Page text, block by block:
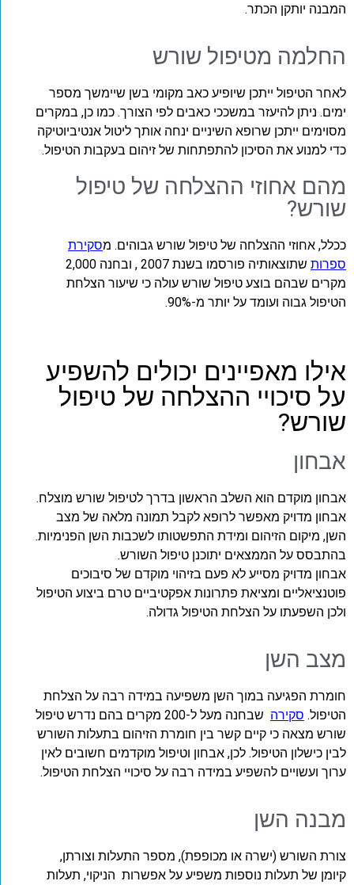
המבנה יותקן הכתר.
החלמה מטיפול שורש
לאחר הטיפול ייתכן שיופיע כאב מקומי בשן שיימשך מספר
ימים. ניתן להיעזר במשככי כאבים לפי הצורך. כמו כן, במקרים
מסוימים ייתכן שרופא השיניים ינחה אותך ליטול אנטיביוטיקה
כדי למנוע את הסיכון להתפתחות של זיהום בעקבות הטיפול.
מהם אחוזי ההצלחה של טיפול
שורש?
ככלל, אחוזי ההצלחה של טיפול שורש גבוהים. מסקירת
ספרות
שתוצאותיה פורסמו בשנת 2007 , ובחנה 2,000
מקרים שבהם בוצע טיפול שורש עולה כי שיעור הצלחת
הטיפול גבוה ועומד על יותר מ-90%.
אילו מאפיינים יכולים להשפיע
על סיכויי ההצלחה של טיפול
שורש?
אבחון
אבחון מוקדם הוא השלב הראשון בדרך לטיפול שורש מוצלח.
אבחון מדויק מאפשר לרופא לקבל תמונה מלאה של מצב
השן, מיקום הזיהום ומידת התפשטותו לשכבות השן הפנימיות.
בהתבסס על הממצאים יתוכנן טיפול השורש.
אבחון מדויק מסייע לא פעם בזיהוי מוקדם של סיבוכים
פוטנציאליים ומציאת פתרונות אפקטיביים טרם ביצוע הטיפול
ולכן השפעתו על הצלחת הטיפול גדולה.
מצב השן
חומרת הפגיעה במוך השן משפיעה במידה רבה על הצלחת
הטיפול. סקירה
שבחנה מעל ל-200 מקרים בהם נדרש טיפול
שורש מצאה כי קיים קשר בין חומרת הזיהום בתעלות השורש
לבין כישלון הטיפול. לכן, אבחון וטיפול מוקדמים חשובים לאין
ערוך ועשויים להשפיע במידה רבה על סיכויי הצלחת הטיפול.
מבנה השן
צורת השורש (ישרה או מכופפת), מספר התעלות וצורתן,
קיומן של תעלות נוספות משפיע על אפשרות הניקוי, תעלות